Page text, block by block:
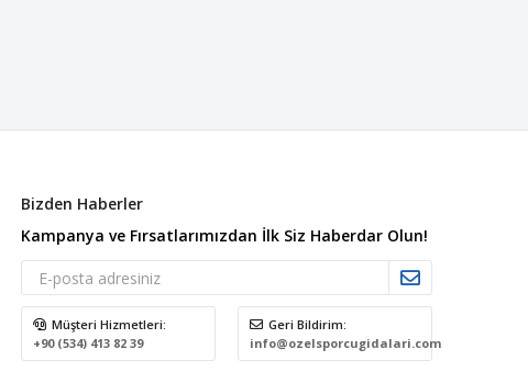
Bizden Haberler
Kampanya ve Fırsatlarımızdan İlk Siz Haberdar Olun!
Müşteri Hizmetleri:
+90 (534) 413 82 39
Geri Bildirim:
info@ozelsporcugidalari.com